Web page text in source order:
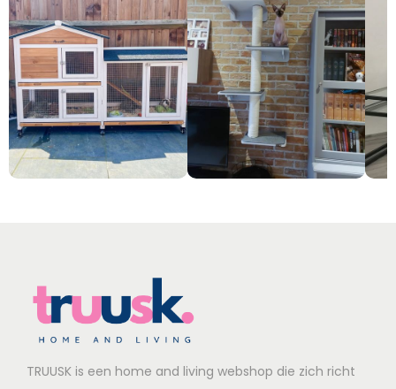
TRUUSK is een home and living webshop die zich richt